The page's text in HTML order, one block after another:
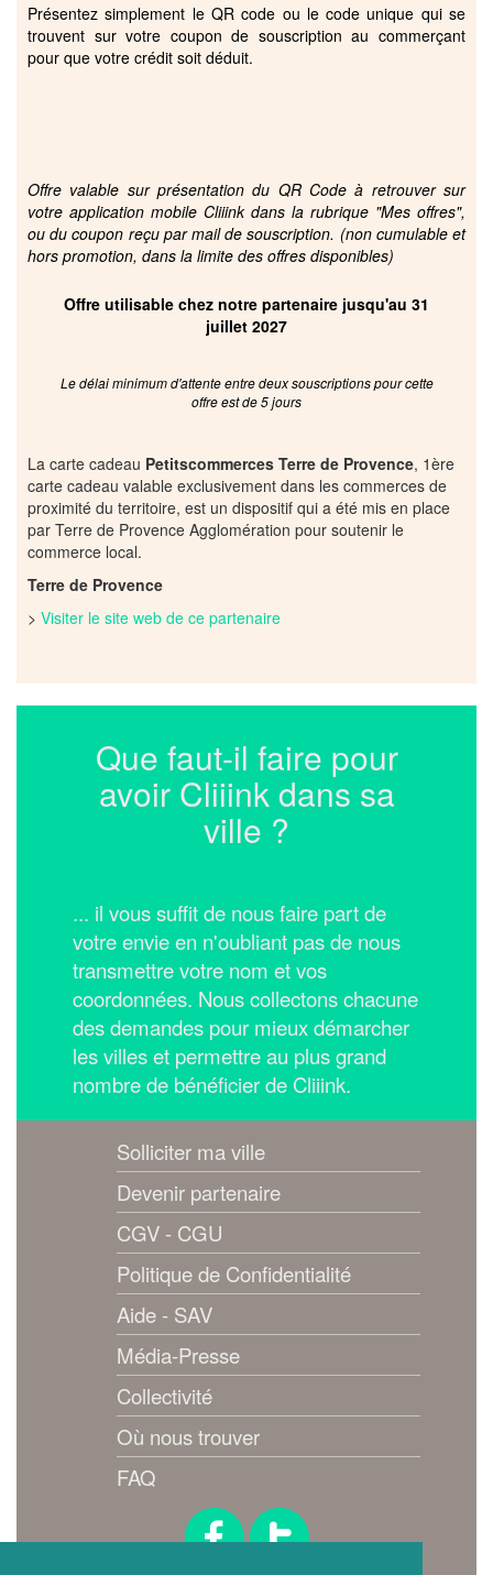
Présentez simplement le QR code ou le code unique qui se
trouvent sur votre coupon de souscription au commerçant
pour que votre crédit soit déduit.
Offre valable sur présentation du QR Code à retrouver sur
votre application mobile Cliiink dans la rubrique "Mes offres",
ou du coupon reçu par mail de souscription. (non cumulable et
hors promotion, dans la limite des offres disponibles)
Offre utilisable chez notre partenaire jusqu'au 31
juillet 2027
Le délai minimum d'attente entre deux souscriptions pour cette
offre est de 5 jours
La carte cadeau Petitscommerces Terre de Provence, 1ère
carte cadeau valable exclusivement dans les commerces de
proximité du territoire, est un dispositif qui a été mis en place
par Terre de Provence Agglomération pour soutenir le
commerce local.
Terre de Provence
> Visiter le site web de ce partenaire
Que faut-il faire pour
avoir Cliiink dans sa
ville ?
... il vous suffit de nous faire part de
votre envie en n'oubliant pas de nous
transmettre votre nom et vos
coordonnées. Nous collectons chacune
des demandes pour mieux démarcher
les villes et permettre au plus grand
nombre de bénéficier de Cliiink.
Solliciter ma ville
Devenir partenaire
CGV - CGU
Politique de Confidentialité
Aide - SAV
Média-Presse
Collectivité
Où nous trouver
FAQ